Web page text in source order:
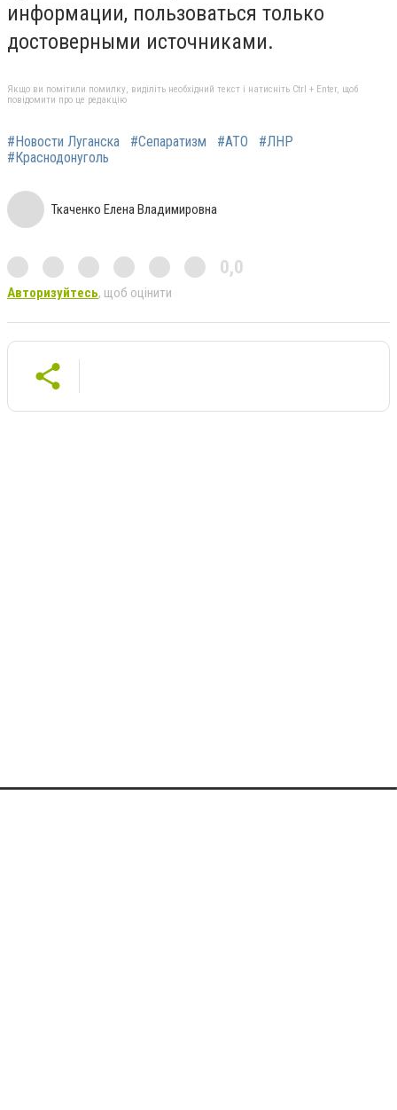
информации, пользоваться только
достоверными источниками.
Якщо ви помітили помилку, виділіть необхідний текст і натисніть Ctrl + Enter, щоб
повідомити про це редакцію
#Новости Луганска #Сепаратизм #АТО
#ЛНР
#Краснодонуголь
Ткаченко Елена Владимировна
0,0
Авторизуйтесь, щоб оцінити